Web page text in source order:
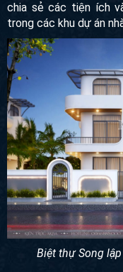
chia sẻ các tiện ích
trong các khu dự án
Biệt thự Song